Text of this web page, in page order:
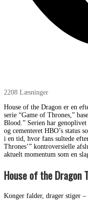
2208 Læsninger
House of the Dragon er en
serie “Game of Thrones,”
Blood.” Serien har genoplivet
og cementeret HBO’s status
i en tid, hvor fans sultede
Thrones’” kontroversielle
aktuelt momentum som en
House of the Dragon
Konger falder, drager stiger